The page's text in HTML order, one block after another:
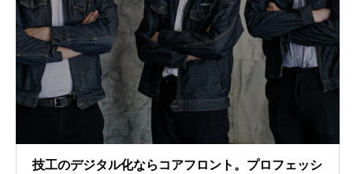
技工のデジタル化ならコアフロント。プロフェッシ